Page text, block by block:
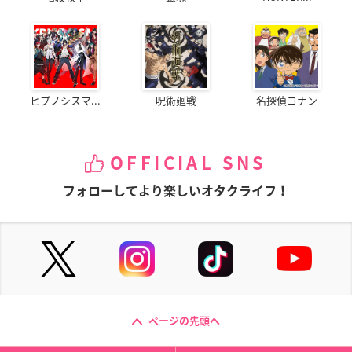
ヒプノシスマ... 呪術廻戦 名探偵コナン
OFFICIAL SNS
フォローしてより楽しいオタクライフ！
ページの先頭へ